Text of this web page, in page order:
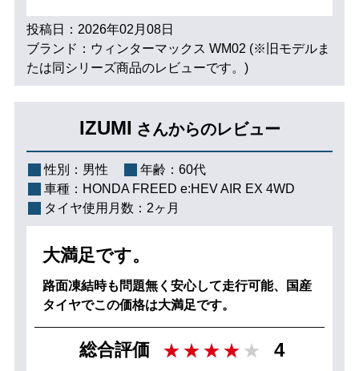
投稿日：2026年02月08日
ブランド：ウィンターマックス WM02 (※旧モデルま
たは同シリーズ商品のレビューです。)
IZUMI さんからのレビュー
性別： 男性 年齢： 60代
車種： HONDA FREED e:HEV AIR EX 4WD
タイヤ使用月数： 2ヶ月
大満足です。
路面凍結時も問題無く安心して走行可能、国産
タイヤでこの価格は大満足です。
総合評価 4